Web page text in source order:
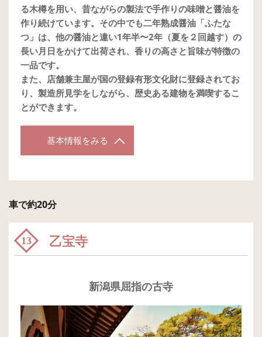
る木樽を用い、昔ながらの製法で手作りの味噌と醤油を
作り続けています。その中でも二年熟成醤油「ふたな
つ」は、他の醤油と違い1年半〜2年（夏を２回越す）の
長い月日をかけて出荷され、香りの高さと旨味が特徴の
一品です。
また、店舗兼主屋が国の登録有形文化財に登録されてお
り、製造所見学をしながら、歴史ある建物を満喫するこ
とができます。
基本情報をみる
車で約20分
13 乙宝寺
新潟県屈指の古寺